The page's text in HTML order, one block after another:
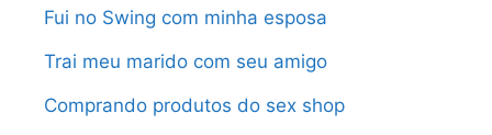
Fui no Swing com minha esposa
Trai meu marido com seu amigo
Comprando produtos do sex shop